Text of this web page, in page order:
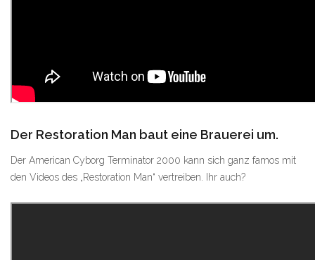
Der Restoration Man baut eine Brauerei um.
Der American Cyborg Terminator 2000 kann sich ganz famos mit
den Videos des „Restoration Man“ vertreiben. Ihr auch?